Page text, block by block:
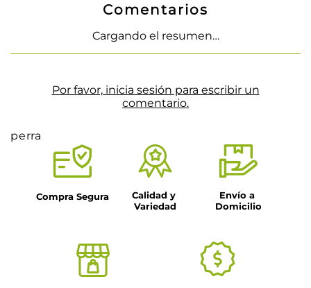
Comentarios
Cargando el resumen…
Por favor, inicia sesión para escribir un
comentario.
perra
Compra Segura
Calidad y
Variedad
Envío a
Domicilio